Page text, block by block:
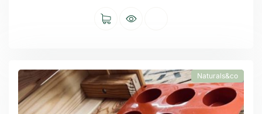
Naturals&co